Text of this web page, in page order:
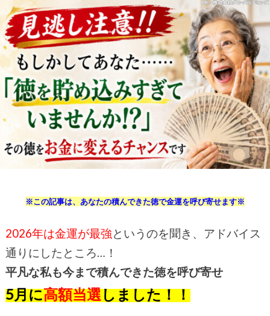
※この記事は、あなたの積んできた徳で金運を呼び寄せます※
2026年は金運が最強というのを聞き、アドバイス
通りにしたところ…！
平凡な私も今まで積んできた徳を呼び寄せ
5月に高額当選しました！！